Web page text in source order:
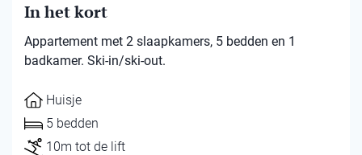
In het kort
Appartement met 2 slaapkamers, 5 bedden en 1
badkamer. Ski-in/ski-out.
Huisje
5 bedden
10m tot de lift